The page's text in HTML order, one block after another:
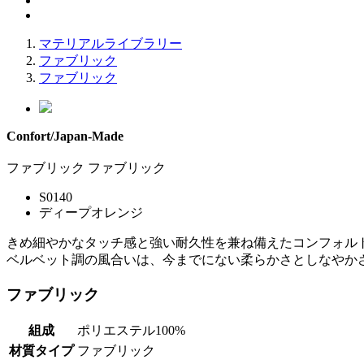
マテリアルライブラリー
ファブリック
ファブリック
Confort/Japan-Made
ファブリック ファブリック
S0140
ディープオレンジ
きめ細やかなタッチ感と強い耐久性を兼ね備えたコンフォル
ベルベット調の風合いは、今までにない柔らかさとしなやか
ファブリック
組成
ポリエステル100%
材質タイプ ファブリック